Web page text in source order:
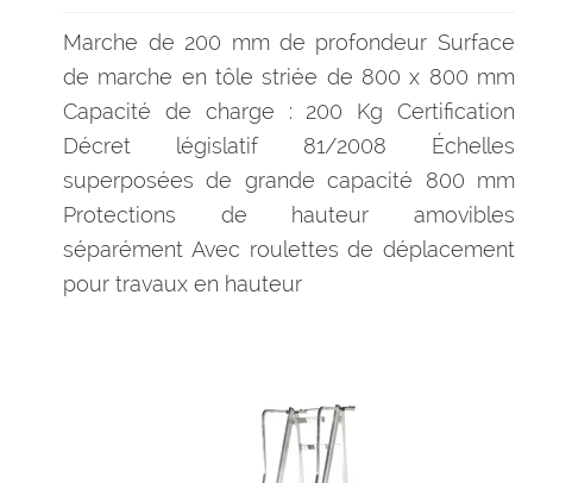
Marche de 200 mm de profondeur Surface
de marche en tôle striée de 800 x 800 mm
Capacité de charge : 200 Kg Certification
Décret législatif 81/2008 Échelles
superposées de grande capacité 800 mm
Protections de hauteur amovibles
séparément Avec roulettes de déplacement
pour travaux en hauteur